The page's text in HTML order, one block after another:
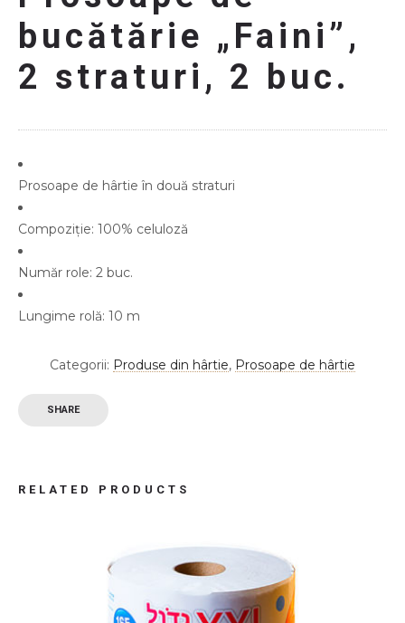
bucătărie „Faini”,
2 straturi, 2 buc.
Prosoape de hârtie în două straturi
Compoziție: 100% celuloză
Număr role: 2 buc.
Lungime rolă: 10 m
Categorii: Produse din hârtie, Prosoape de hârtie
SHARE
RELATED PRODUCTS